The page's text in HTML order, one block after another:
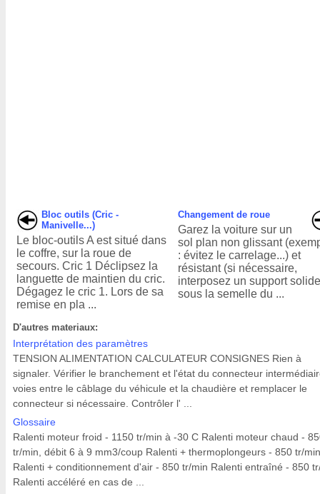
Bloc outils (Cric -
Manivelle...)
Le bloc-outils A est situé dans
le coffre, sur la roue de
secours. Cric 1 Déclipsez la
languette de maintien du cric.
Dégagez le cric 1. Lors de sa
remise en pla ...
Changement de roue
Garez la voiture sur un
sol plan non glissant
: évitez le carrelage...) et
résistant (si nécessaire,
interposez un support
sous la semelle du ...
D'autres materiaux:
Interprétation des paramètres
TENSION ALIMENTATION CALCULATEUR CONSIGNES Rien à
signaler. Vérifier le branchement et l'état du connecteur
voies entre le câblage du véhicule et la chaudière et remplacer le
connecteur si nécessaire. Contrôler l' ...
Glossaire
Ralenti moteur froid - 1150 tr/min à -30 C Ralenti moteur chaud -
tr/min, débit 6 à 9 mm3/coup Ralenti + thermoplongeurs - 850 tr/min
Ralenti + conditionnement d'air - 850 tr/min Ralenti entraîné - 850
Ralenti accéléré en cas de ...